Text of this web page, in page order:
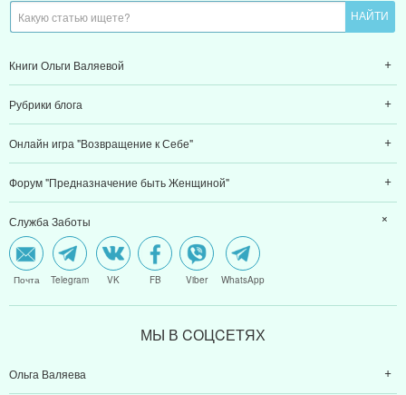
Книги Ольги Валяевой
Рубрики блога
Онлайн игра "Возвращение к Себе"
Форум "Предназначение быть Женщиной"
Служба Заботы
Почта Telegram VK FB Viber WhatsApp
МЫ В CОЦCЕТЯХ
Ольга Валяева